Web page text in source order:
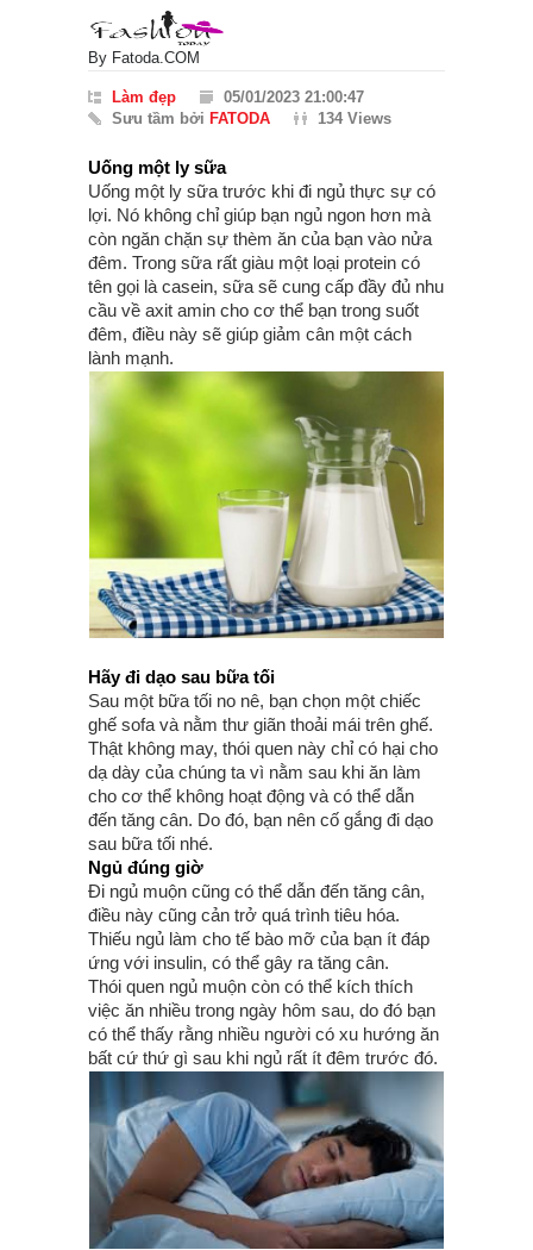
By Fatoda.COM
Làm đẹp
05/01/2023 21:00:47
Sưu tầm bởi FATODA 134 Views
Uống một ly sữa
Uống một ly sữa trước khi đi ngủ thực sự có
lợi. Nó không chỉ giúp bạn ngủ ngon hơn mà
còn ngăn chặn sự thèm ăn của bạn vào nửa
đêm. Trong sữa rất giàu một loại protein có
tên gọi là casein, sữa sẽ cung cấp đầy đủ nhu
cầu về axit amin cho cơ thể bạn trong suốt
đêm, điều này sẽ giúp giảm cân một cách
lành mạnh.
Hãy đi dạo sau bữa tối
Sau một bữa tối no nê, bạn chọn một chiếc
ghế sofa và nằm thư giãn thoải mái trên ghế.
Thật không may, thói quen này chỉ có hại cho
dạ dày của chúng ta vì nằm sau khi ăn làm
cho cơ thể không hoạt động và có thể dẫn
đến tăng cân. Do đó, bạn nên cố gắng đi dạo
sau bữa tối nhé.
Ngủ đúng giờ
Đi ngủ muộn cũng có thể dẫn đến tăng cân,
điều này cũng cản trở quá trình tiêu hóa.
Thiếu ngủ làm cho tế bào mỡ của bạn ít đáp
ứng với insulin, có thể gây ra tăng cân.
Thói quen ngủ muộn còn có thể kích thích
việc ăn nhiều trong ngày hôm sau, do đó bạn
có thể thấy rằng nhiều người có xu hướng ăn
bất cứ thứ gì sau khi ngủ rất ít đêm trước đó.